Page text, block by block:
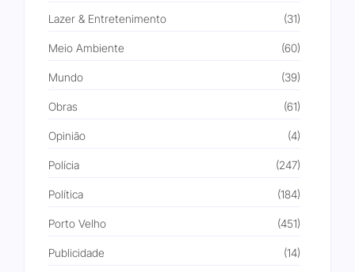
Lazer & Entretenimento (31)
Meio Ambiente (60)
Mundo (39)
Obras (61)
Opinião (4)
Polícia (247)
Política (184)
Porto Velho (451)
Publicidade (14)